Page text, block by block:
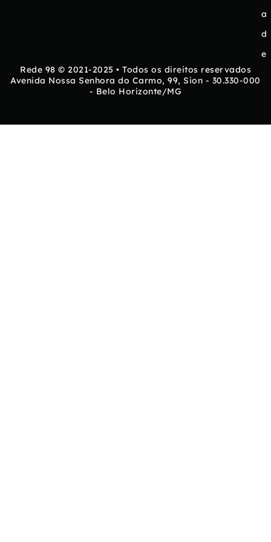
a
d
e
Rede 98 © 2021-2025 • Todos os direitos reservados
Avenida Nossa Senhora do Carmo, 99, Sion - 30.330-000
- Belo Horizonte/MG